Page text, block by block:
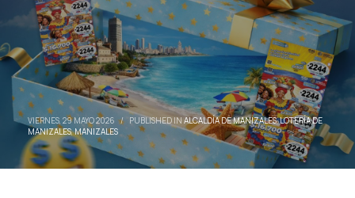
VIERNES, 29 MAYO 2026 / PUBLISHED IN ALCALDÍA DE MANIZALES,LOTERÍA DE
MANIZALES,MANIZALES